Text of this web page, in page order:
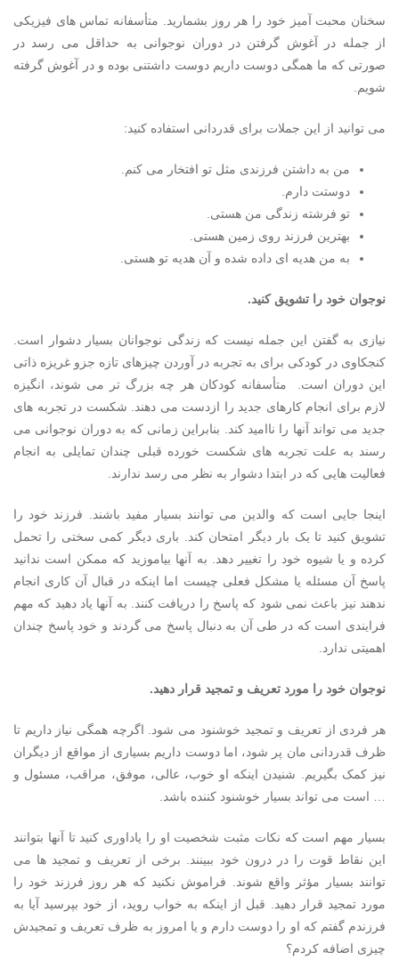
سخنان محبت آمیز خود را هر روز بشمارید. متأسفانه تماس های فیزیکی
از جمله در آغوش گرفتن در دوران نوجوانی به حداقل می رسد در
صورتی که ما همگی دوست داریم دوست داشتنی بوده و در آغوش گرفته
شویم.
می توانید از این جملات برای قدردانی استفاده کنید:
من به داشتن فرزندی مثل تو افتخار می کنم.
دوستت دارم.
تو فرشته زندگی من هستی.
بهترین فرزند روی زمین هستی.
به من هدیه ای داده شده و آن هدیه تو هستی.
نوجوان خود را تشویق کنید.
نیازی به گفتن این جمله نیست که زندگی نوجوانان بسیار دشوار است.
کنجکاوی در کودکی برای به تجربه در آوردن چیزهای تازه جزو غریزه ذاتی
این دوران است. متأسفانه کودکان هر چه بزرگ تر می شوند، انگیزه
لازم برای انجام کارهای جدید را ازدست می دهند. شکست در تجربه های
جدید می تواند آنها را ناامید کند. بنابراین زمانی که به دوران نوجوانی می
رسند به علت تجربه های شکست خورده قبلی چندان تمایلی به انجام
فعالیت هایی که در ابتدا دشوار به نظر می رسد ندارند.
اینجا جایی است که والدین می توانند بسیار مفید باشند. فرزند خود را
تشویق کنید تا یک بار دیگر امتحان کند. باری دیگر کمی سختی را تحمل
کرده و یا شیوه خود را تغییر دهد. به آنها بیاموزید که ممکن است ندانید
پاسخ آن مسئله یا مشکل فعلی چیست اما اینکه در قبال آن کاری انجام
ندهند نیز باعث نمی شود که پاسخ را دریافت کنند. به آنها یاد دهید که مهم
فرایندی است که در طی آن به دنبال پاسخ می گردند و خود پاسخ چندان
اهمیتی ندارد.
نوجوان خود را مورد تعریف و تمجید قرار دهید.
هر فردی از تعریف و تمجید خوشنود می شود. اگرچه همگی نیاز داریم تا
ظرف قدردانی مان پر شود، اما دوست داریم بسیاری از مواقع از دیگران
نیز کمک بگیریم. شنیدن اینکه او خوب، عالی، موفق، مراقب، مسئول و
… است می تواند بسیار خوشنود کننده باشد.
بسیار مهم است که نکات مثبت شخصیت او را یاداوری کنید تا آنها بتوانند
این نقاط قوت را در درون خود ببینند. برخی از تعریف و تمجید ها می
توانند بسیار مؤثر واقع شوند. فراموش نکنید که هر روز فرزند خود را
مورد تمجید قرار دهید. قبل از اینکه به خواب روید، از خود بپرسید آیا به
فرزندم گفتم که او را دوست دارم و یا امروز به ظرف تعریف و تمجیدش
چیزی اضافه کردم؟